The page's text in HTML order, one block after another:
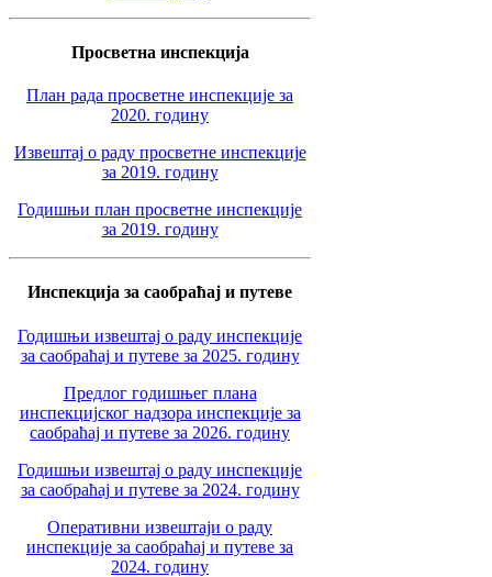
Просветна инспекција
План рада просветне инспекције за
2020. годину
Извештај о раду просветне инспекције
за 2019. годину
Годишњи план просветне инспекције
за 2019. годину
Инспекција за саобраћај и путеве
Годишњи извештај о раду инспекције
за саобраћај и путеве за 2025. годину
Предлог годишњег плана
инспекцијског надзора инспекције за
саобраћај и путеве за 2026. годину
Годишњи извештај о раду инспекције
за саобраћај и путеве за 2024. годину
Оперативни извештаји о раду
инспекције за саобраћај и путеве за
2024. годину